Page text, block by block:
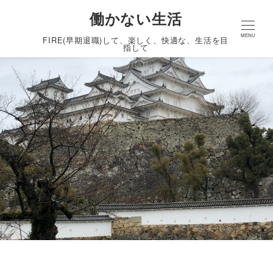
働かない生活
FIRE(早期退職)して、楽しく、快適な、生活を目
指して
MENU